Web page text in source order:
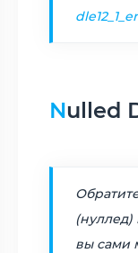
Nulled
вы сами